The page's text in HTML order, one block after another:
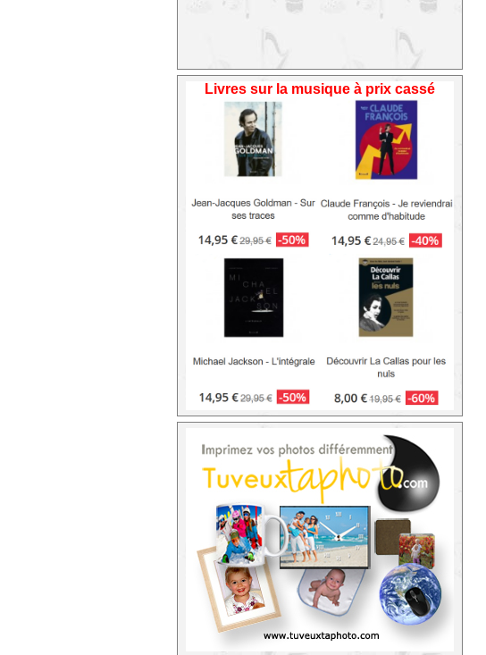
Livres sur la musique à prix cassé